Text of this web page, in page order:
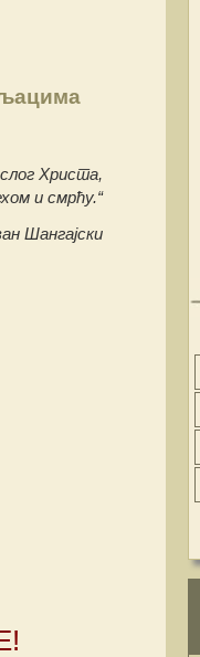
Христа,
и смрћу.“
Шангајски